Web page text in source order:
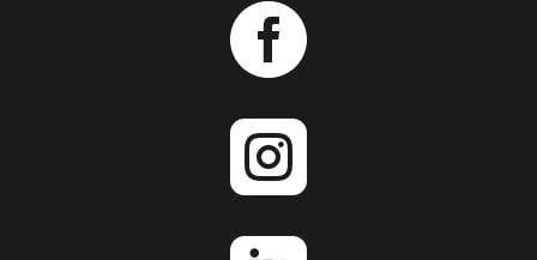

